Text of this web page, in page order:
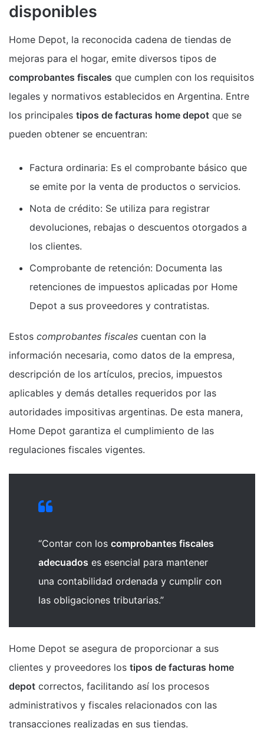
disponibles
Home Depot, la reconocida cadena de tiendas de
mejoras para el hogar, emite diversos tipos de
comprobantes fiscales que cumplen con los requisitos
legales y normativos establecidos en Argentina. Entre
los principales tipos de facturas home depot que se
pueden obtener se encuentran:
Factura ordinaria: Es el comprobante básico que
se emite por la venta de productos o servicios.
Nota de crédito: Se utiliza para registrar
devoluciones, rebajas o descuentos otorgados a
los clientes.
Comprobante de retención: Documenta las
retenciones de impuestos aplicadas por Home
Depot a sus proveedores y contratistas.
Estos comprobantes fiscales cuentan con la
información necesaria, como datos de la empresa,
descripción de los artículos, precios, impuestos
aplicables y demás detalles requeridos por las
autoridades impositivas argentinas. De esta manera,
Home Depot garantiza el cumplimiento de las
regulaciones fiscales vigentes.
“Contar con los comprobantes fiscales
adecuados es esencial para mantener
una contabilidad ordenada y cumplir con
las obligaciones tributarias.”
Home Depot se asegura de proporcionar a sus
clientes y proveedores los tipos de facturas home
depot correctos, facilitando así los procesos
administrativos y fiscales relacionados con las
transacciones realizadas en sus tiendas.